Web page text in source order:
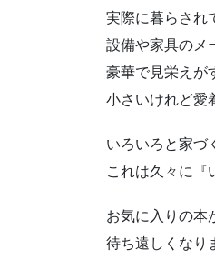
実際に暮らされ
設備や家具のメ
豪華で見栄えが
小さいけれど愛
いろいろと家づ
これは久々に『
お気に入りの本
待ち遠しくなり